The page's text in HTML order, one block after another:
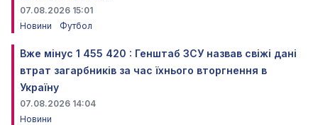
07.08.2026 15:01
Новини
Футбол
Вже мінус 1 455 420 : Генштаб ЗСУ назвав свіжі дані
втрат загарбників за час їхнього вторгнення в
Україну
07.08.2026 14:04
Новини